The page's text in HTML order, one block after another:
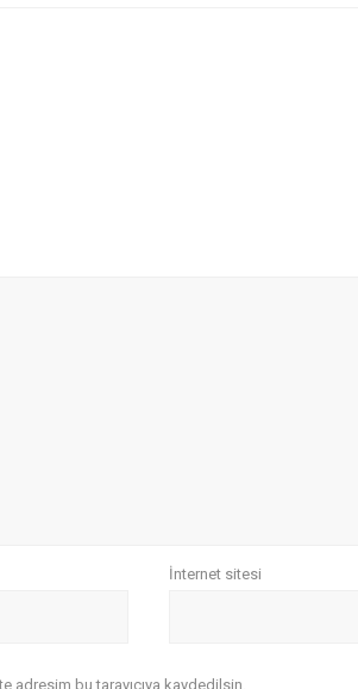
İnternet sitesi
adresim bu tarayıcıya kaydedilsin.